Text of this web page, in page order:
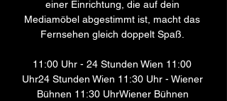
einer Einrichtung, die auf dein
Mediamöbel abgestimmt ist, macht das
Fernsehen gleich doppelt Spaß.
11:00 Uhr - 24 Stunden Wien 11:00
Uhr24 Stunden Wien 11:30 Uhr - Wiener
Bühnen 11:30 UhrWiener Bühnen